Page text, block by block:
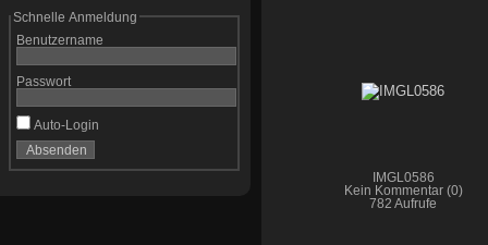
Schnelle Anmeldung
Benutzername
Passwort
Auto-Login
IMGL0586
Kein Kommentar (0)
782 Aufrufe